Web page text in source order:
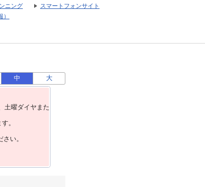
ニング
スマートフォンサイト
中 大
⼟曜ダイヤまた
。
い。